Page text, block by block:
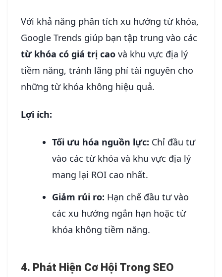
Với khả năng phân tích xu hướng từ khóa,
Google Trends giúp bạn tập trung vào các
từ khóa có giá trị cao và khu vực địa lý
tiềm năng, tránh lãng phí tài nguyên cho
những từ khóa không hiệu quả.
Lợi ích:
Tối ưu hóa nguồn lực: Chỉ đầu tư
vào các từ khóa và khu vực địa lý
mang lại ROI cao nhất.
Giảm rủi ro: Hạn chế đầu tư vào
các xu hướng ngắn hạn hoặc từ
khóa không tiềm năng.
4. Phát Hiện Cơ Hội Trong SEO